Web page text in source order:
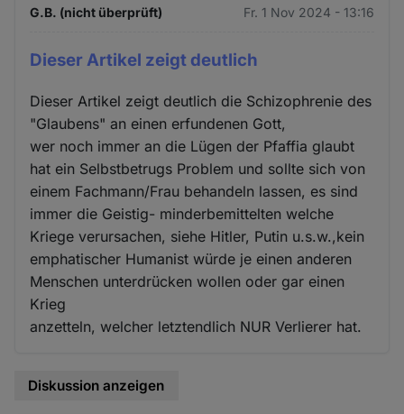
G.B. (nicht überprüft) Fr. 1 Nov 2024 - 13:16
Dieser Artikel zeigt deutlich
Dieser Artikel zeigt deutlich die Schizophrenie des
"Glaubens" an einen erfundenen Gott,
wer noch immer an die Lügen der Pfaffia glaubt
hat ein Selbstbetrugs Problem und sollte sich von
einem Fachmann/Frau behandeln lassen, es sind
immer die Geistig- minderbemittelten welche
Kriege verursachen, siehe Hitler, Putin u.s.w.,kein
emphatischer Humanist würde je einen anderen
Menschen unterdrücken wollen oder gar einen
Krieg
anzetteln, welcher letztendlich NUR Verlierer hat.
Diskussion anzeigen